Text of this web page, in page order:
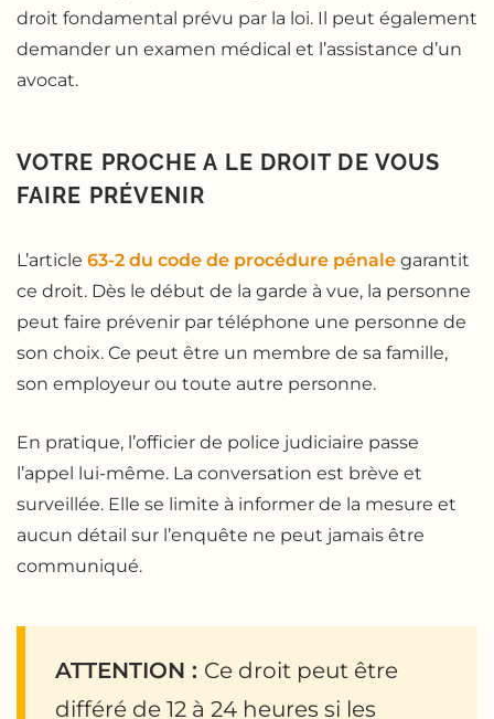
droit fondamental prévu par la loi. Il peut également
demander un examen médical et l’assistance d’un
avocat.
VOTRE PROCHE A LE DROIT DE VOUS
FAIRE PRÉVENIR
L’article 63-2 du code de procédure pénale garantit
ce droit. Dès le début de la garde à vue, la personne
peut faire prévenir par téléphone une personne de
son choix. Ce peut être un membre de sa famille,
son employeur ou toute autre personne.
En pratique, l’officier de police judiciaire passe
l’appel lui-même. La conversation est brève et
surveillée. Elle se limite à informer de la mesure et
aucun détail sur l’enquête ne peut jamais être
communiqué.
ATTENTION : Ce droit peut être
différé de 12 à 24 heures si les